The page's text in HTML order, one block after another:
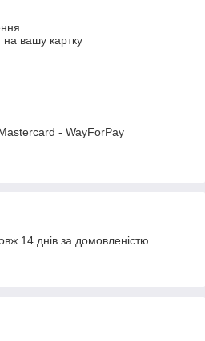
на вашу картку
- WayForPay
14 днів за домовленістю